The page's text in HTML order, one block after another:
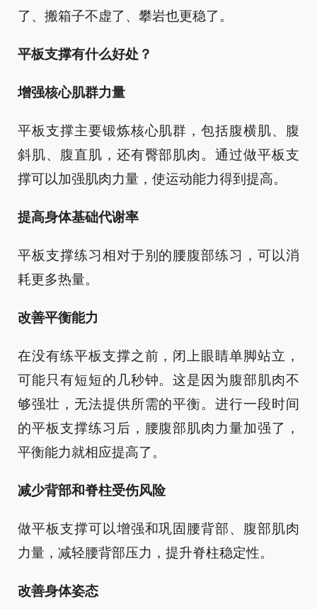
了、搬箱子不虚了、攀岩也更稳了。
平板支撑有什么好处？
增强核心肌群力量
平板支撑主要锻炼核心肌群，包括腹横肌、腹
斜肌、腹直肌，还有臀部肌肉。通过做平板支
撑可以加强肌肉力量，使运动能力得到提高。
提高身体基础代谢率
平板支撑练习相对于别的腰腹部练习，可以消
耗更多热量。
改善平衡能力
在没有练平板支撑之前，闭上眼睛单脚站立，
可能只有短短的几秒钟。这是因为腹部肌肉不
够强壮，无法提供所需的平衡。进行一段时间
的平板支撑练习后，腰腹部肌肉力量加强了，
平衡能力就相应提高了。
减少背部和脊柱受伤风险
做平板支撑可以增强和巩固腰背部、腹部肌肉
力量，减轻腰背部压力，提升脊柱稳定性。
改善身体姿态